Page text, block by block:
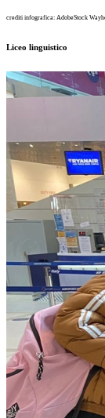
crediti infografica: AdobeStock
Liceo linguistico